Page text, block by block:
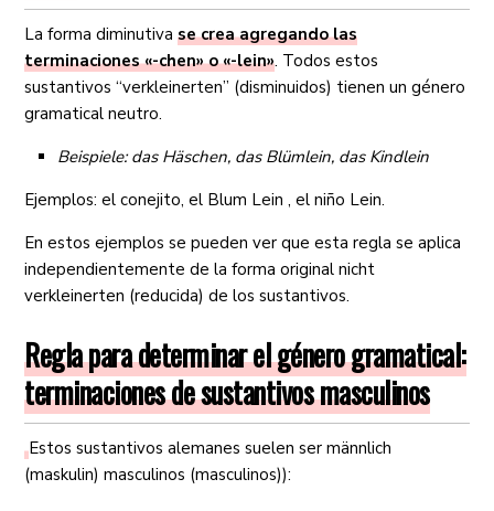
La forma diminutivase crea agregando las
terminaciones «-chen» o «-lein». Todos estos
sustantivos “verkleinerten” (disminuidos) tienen un género
gramatical neutro.
Beispiele: das Häschen, das Blümlein, das Kindlein
Ejemplos: el conejito, el Blum Lein , el niño Lein.
En estos ejemplos se pueden ver que esta regla se aplica
independientemente de la forma original nicht
verkleinerten (reducida) de los sustantivos.
Regla para determinar el género gramatical:
terminaciones de sustantivos masculinos
Estos sustantivos alemanes suelen ser männlich
(maskulin) masculinos (masculinos)):